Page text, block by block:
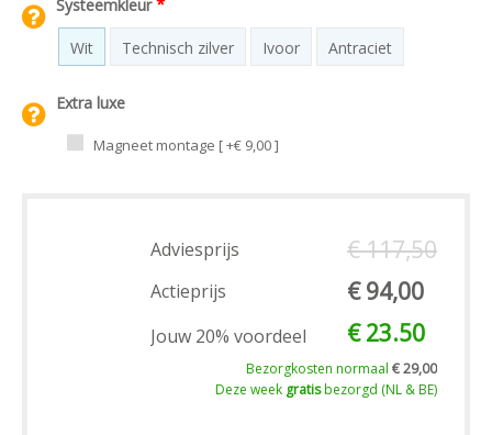
Wit Technisch zilver Ivoor Antraciet
Extra luxe
Magneet montage [ +€ 9,00 ]
Adviesprijs € 117,50
Actieprijs € 94,00
Jouw 20% voordeel € 23.50
Bezorgkosten normaal € 29,00
Deze week gratisbezorgd (NL & BE)